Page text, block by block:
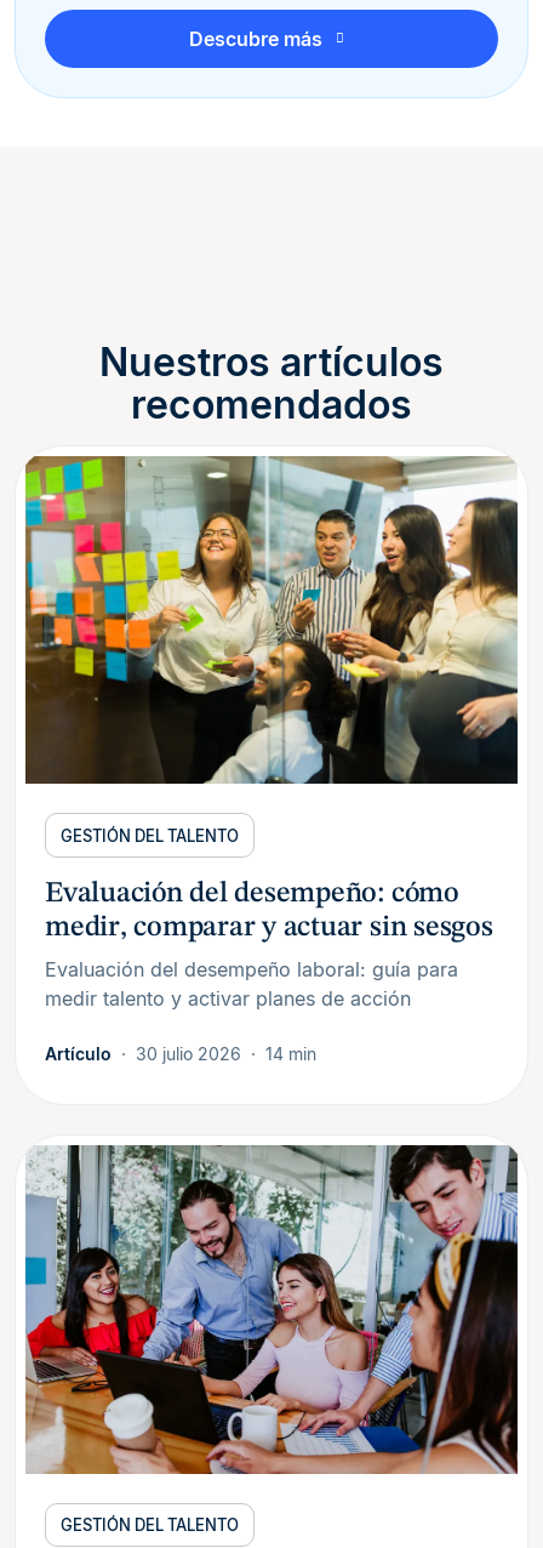
Descubre más
Nuestros artículos
recomendados
GESTIÓN DEL TALENTO
Evaluación del desempeño: cómo
medir, comparar y actuar sin sesgos
Evaluación del desempeño laboral: guía para
medir talento y activar planes de acción
Artículo 30 julio 2026 14 min
GESTIÓN DEL TALENTO